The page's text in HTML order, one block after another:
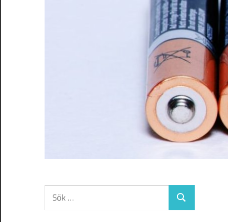
Sök
efter:
Sök